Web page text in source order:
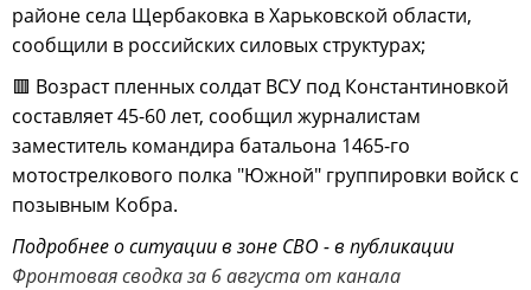
районе села Щербаковка в Харьковской области,
сообщили в российских силовых структурах;
🟥 Возраст пленных солдат ВСУ под Константиновкой
составляет 45-60 лет, сообщил журналистам
заместитель командира батальона 1465-го
мотострелкового полка "Южной" группировки войск с
позывным Кобра.
Подробнее о ситуации в зоне СВО - в публикации
Фронтовая сводка за 6 августа от канала